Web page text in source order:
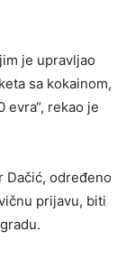
je upravljao
sa kokainom,
evra“, rekao je
Dačić, određeno
prijavu, biti